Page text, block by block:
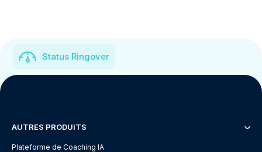
Status Ringover
AUTRES PRODUITS
Plateforme de Coaching IA